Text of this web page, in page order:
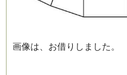
画像は、お借りしました。